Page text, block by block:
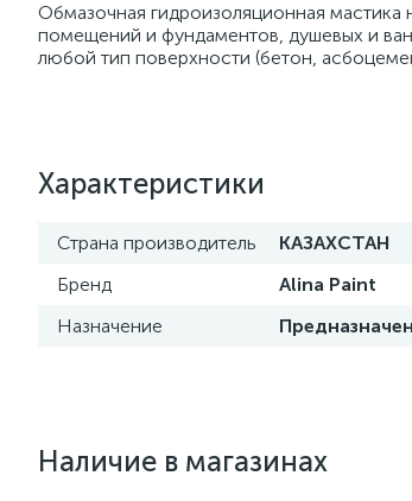
Обмазочная гидроизоляционная мастика
помещений и фундаментов, душевых и
любой тип поверхности (бетон,
Характеристики
Страна производитель
КАЗАХСТАН
Бренд
Alina Paint
Назначение
Наличие в магазинах